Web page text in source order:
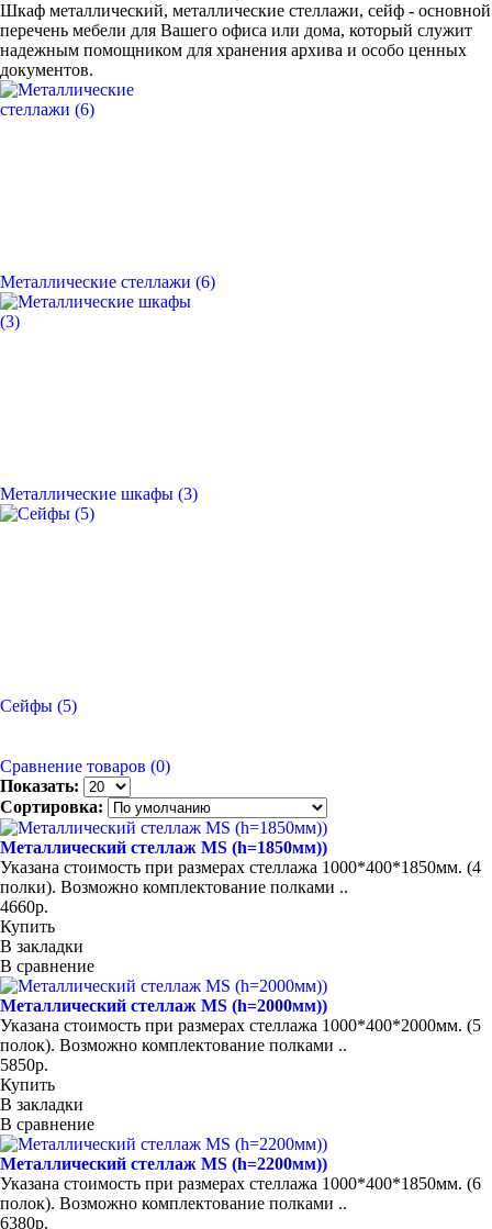
Шкаф металлический, металлические стеллажи, сейф - основной
перечень мебели для Вашего офиса или дома, который служит
надежным помощником для хранения архива и особо ценных
документов.
Металлические стеллажи (6)
Металлические шкафы (3)
Сейфы (5)
Сравнение товаров (0)
Показать:
Сортировка:
Металлический стеллаж MS (h=1850мм))
Указана стоимость при размерах стеллажа 1000*400*1850мм. (4
полки). Возможно комплектование полками ..
4660р.
Купить
В закладки
В сравнение
Металлический стеллаж MS (h=2000мм))
Указана стоимость при размерах стеллажа 1000*400*2000мм. (5
полок). Возможно комплектование полками ..
5850р.
Купить
В закладки
В сравнение
Металлический стеллаж MS (h=2200мм))
Указана стоимость при размерах стеллажа 1000*400*1850мм. (6
полок). Возможно комплектование полками ..
6380р.